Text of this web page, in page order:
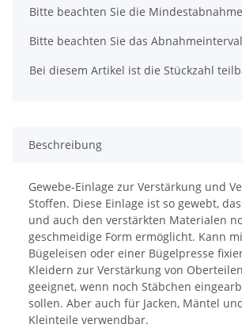
x
Bitte beachten Sie die
Bitte beachten Sie das
Bei diesem Artikel ist die Stückzahl
Beschreibung
Gewebe-Einlage zur Verstärkung und
Stoffen. Diese Einlage ist so gewebt,
und auch den verstärkten Materialen
geschmeidige Form ermöglicht. Kann
Bügeleisen oder einer Bügelpresse
Kleidern zur Verstärkung von
geeignet, wenn noch Stäbchen
sollen. Aber auch für Jacken, Mäntel
Kleinteile verwendbar.